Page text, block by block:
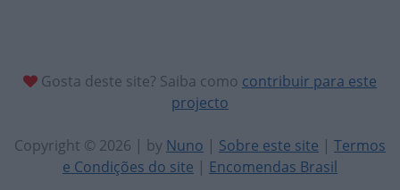
Gosta deste site? Saiba como contribuir para este
projecto
Copyright © 2026 | by Nuno | Sobre este site | Termos
e Condições do site | Encomendas Brasil